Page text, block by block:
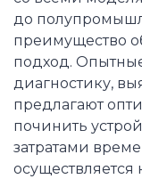
до
преимущество
подход.
диагностику,
предлагают
починить
затратами
осуществляется